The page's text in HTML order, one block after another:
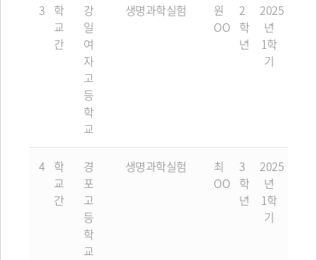
3 학
교
간
강
일
여
자
고
등
학
교
생명과학실험
원
OO
2
학
년
2025
년
1학
기
4 학
교
간
경
포
고
등
학
교
생명과학실험
최
OO
3
학
년
2025
년
1학
기